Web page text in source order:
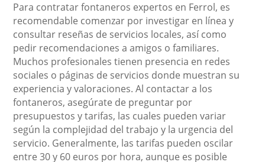
Para contratar fontaneros expertos en Ferrol, es
recomendable comenzar por investigar en línea y
consultar reseñas de servicios locales, así como
pedir recomendaciones a amigos o familiares.
Muchos profesionales tienen presencia en redes
sociales o páginas de servicios donde muestran su
experiencia y valoraciones. Al contactar a los
fontaneros, asegúrate de preguntar por
presupuestos y tarifas, las cuales pueden variar
según la complejidad del trabajo y la urgencia del
servicio. Generalmente, las tarifas pueden oscilar
entre 30 y 60 euros por hora, aunque es posible